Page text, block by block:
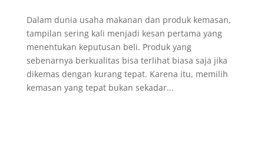
Dalam dunia usaha makanan dan produk kemasan,
tampilan sering kali menjadi kesan pertama yang
menentukan keputusan beli. Produk yang
sebenarnya berkualitas bisa terlihat biasa saja jika
dikemas dengan kurang tepat. Karena itu, memilih
kemasan yang tepat bukan sekadar...